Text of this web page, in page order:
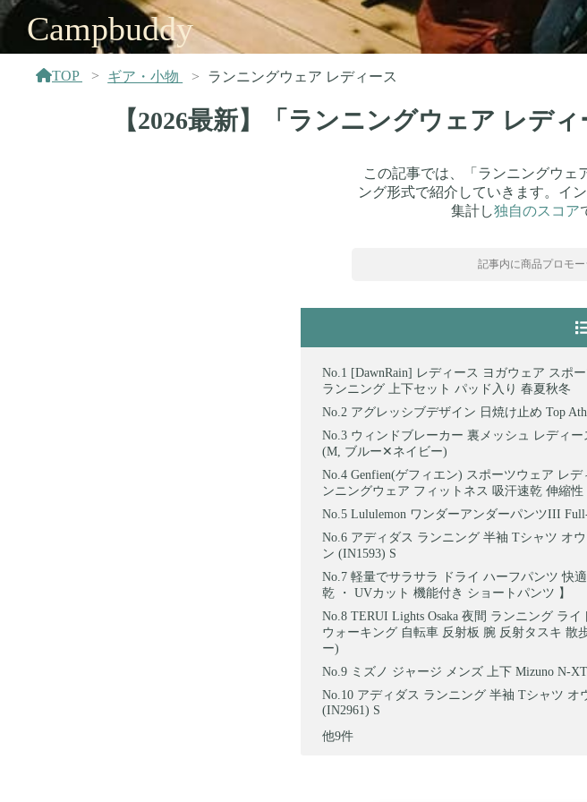
Campbuddy
TOP ギア・小物 ランニングウェア レディース
【2026最新】「ランニングウェア レデ
この記事では、「ランニングウェ
ング形式で紹介していきます。イ
集計し独自のスコア
記事内に商品プロモ
[DawnRain] レディース ヨガウェア スポ
ランニング 上下セット パッド入り 春夏秋冬
アグレッシブデザイン 日焼け止め Top
ウィンドブレーカー 裏メッシュ レディ
(M, ブルー✕ネイビー)
Genfien(ゲフィエン) スポーツウェア レ
ンニングウェア フィットネス 吸汗速乾 伸縮
Lululemon ワンダーアンダーパンツIII
アディダス ランニング 半袖 Tシャツ オ
ン (IN1593) S
軽量でサラサラ ドライ ハーフパンツ 快
乾 ・ UVカット 機能付き ショートパンツ 】
TERUI Lights Osaka 夜間 ランニング ラ
ウォーキング 自転車 反射板 腕 反射タスキ 散
ー)
ミズノ ジャージ メンズ 上下 Mizuno N-
アディダス ランニング 半袖 Tシャツ
(IN2961) S
他9件